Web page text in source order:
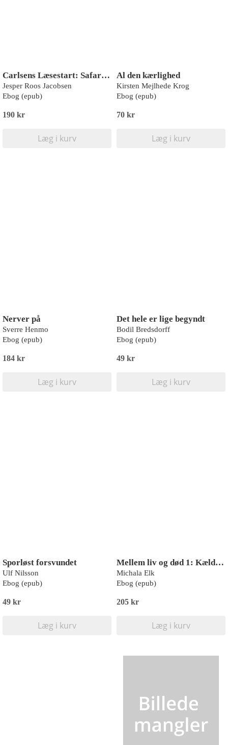
Carlsens Læsestart: Safari-klubben på dyrejagt i mørket
Jesper Roos Jacobsen
Ebog (epub)
190 kr
Læg i kurv
Al den kærlighed
Kirsten Mejlhede Krog
Ebog (epub)
70 kr
Læg i kurv
Nerver på
Sverre Henmo
Ebog (epub)
184 kr
Læg i kurv
Det hele er lige begyndt
Bodil Bredsdorff
Ebog (epub)
49 kr
Læg i kurv
Sporløst forsvundet
Ulf Nilsson
Ebog (epub)
49 kr
Læg i kurv
Mellem liv og død 1: Kælderen
Michala Elk
Ebog (epub)
205 kr
Læg i kurv